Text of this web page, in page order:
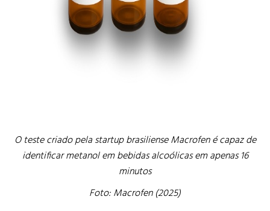
O teste criado pela startup brasiliense Macrofen é capaz de
identificar metanol em bebidas alcoólicas em apenas 16
minutos
Foto: Macrofen (2025)